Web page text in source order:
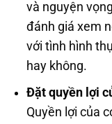
và nguyện
đánh giá xem
với tình hình
hay không.
Đặt quyền lợi
Quyền lợi của